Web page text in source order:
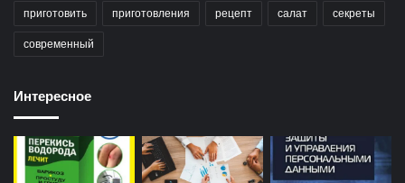
приготовить приготовления рецепт салат секреты
современный
Интересное